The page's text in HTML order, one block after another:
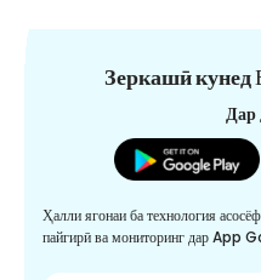
Зеркашӣ кунед
Дар
Ҳалли ягонаи ба технология
пайгирӣ ва мониторинг дар App